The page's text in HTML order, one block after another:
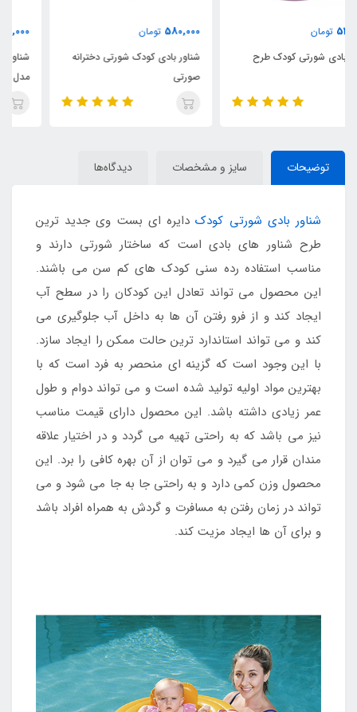
580,000
شناور بادی کودک شورتی دخترانه
1,550,000
شناور بادی شورتی جدید کودک
توضیحات سایز و مشخصات دیدگاه‌ها
شناور بادی شورتی کودکدایره ای بست وی جدید ترین
طرح شناور های بادی است که ساختار شورتی دارند و
مناسب استفاده رده سنی کودک های کم سن می باشند.
این محصول می تواند تعادل این کودکان را در سطح آب
ایجاد کند و از فرو رفتن آن ها به داخل آب جلوگیری می
کند و می تواند استاندارد ترین حالت ممکن را ایجاد سازد.
با این وجود است که گزینه ای منحصر به فرد است که با
بهترین مواد اولیه تولید شده است و می تواند دوام و طول
عمر زیادی داشته باشد. این محصول دارای قیمت مناسب
نیز می باشد که به راحتی تهیه می گردد و در اختیار علاقه
مندان قرار می گیرد و می توان از آن بهره کافی را برد. این
محصول وزن کمی دارد و به راحتی جا به جا می شود و می
تواند در زمان رفتن به مسافرت و گردش به همراه افراد باشد
و برای آن ها ایجاد مزیت کند.